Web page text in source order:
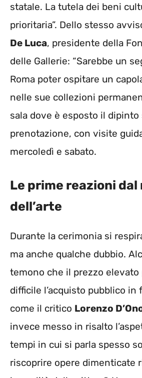
statale. La tutela dei beni
prioritaria”. Dello stesso
De Luca, presidente della
delle Gallerie: “Sarebbe un
Roma poter ospitare un
nelle sue collezioni
sala dove è esposto il dipinto
prenotazione, con visite
mercoledì e sabato.
Le prime reazioni dal
dell’arte
Durante la cerimonia si
ma anche qualche dubbio.
temono che il prezzo elevato
difficile l’acquisto pubblico in
come il critico Lorenzo
invece messo in risalto
tempi in cui si parla spesso
riscoprire opere dimenticate